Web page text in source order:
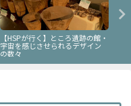
【HSPが行く】ところ遺跡の館・
宇宙を感じさせられるデザイン
の数々